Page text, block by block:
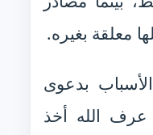
معلقة بغيره.
بدعوى
الله أخذ